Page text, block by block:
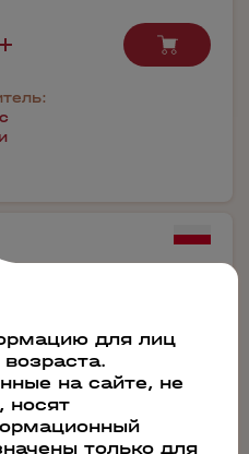
Бронь в 1 клик
для лиц
на сайте, не
носят
только для